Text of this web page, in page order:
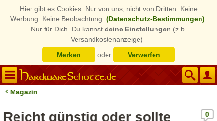
Hier gibt es Cookies. Nur von uns, nicht von Dritten. Keine
Werbung. Keine Beobachtung. (Datenschutz-Bestimmungen)
Nur für Dich. Du kannst deine Einstellungen (z.b.
Versandkostenanzeige)
Merken
oder Verwerfen
Magazin
Reicht günstig oder sollte
0